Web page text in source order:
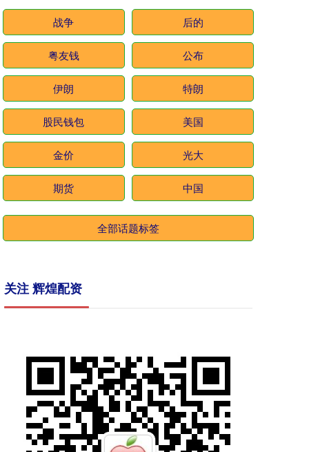
战争 后的
粤友钱 公布
伊朗 特朗
股民钱包 美国
金价 光大
期货 中国
全部话题标签
关注 辉煌配资